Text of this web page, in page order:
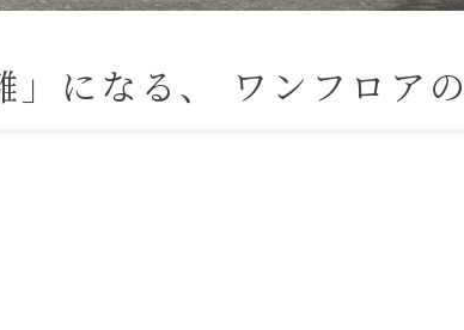
」になる、 ワンフロア